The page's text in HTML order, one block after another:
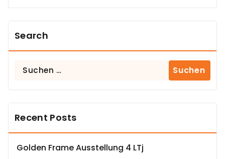
Search
Suchen
Recent Posts
Golden Frame Ausstellung 4 LTj